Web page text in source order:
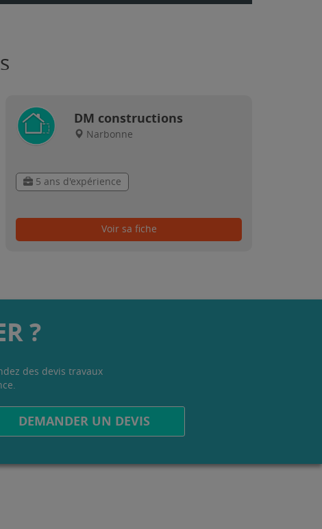
DM constructions
Narbonne
5 ans d'expérience
Voir sa fiche
?
des devis travaux
DEMANDER UN DEVIS